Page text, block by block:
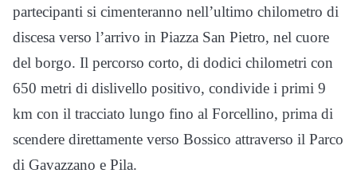
partecipanti si cimenteranno nell’ultimo chilometro di
discesa verso l’arrivo in Piazza San Pietro, nel cuore
del borgo. Il percorso corto, di dodici chilometri con
650 metri di dislivello positivo, condivide i primi 9
km con il tracciato lungo fino al Forcellino, prima di
scendere direttamente verso Bossico attraverso il Parco
di Gavazzano e Pila.